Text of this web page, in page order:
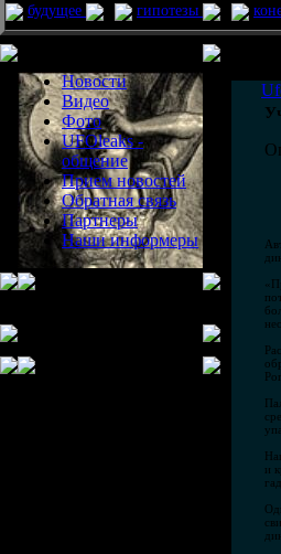
будущее
гипотезы
Новости
Видео
Фото
UFOleaks -
общение
Прием новостей
Обратная связь
Партнеры
Наши информеры
и